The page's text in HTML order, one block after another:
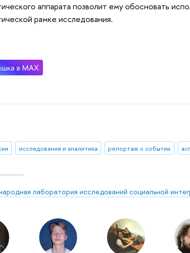
аппарата позволит ему обосновать
рамке исследования.
исследования и аналитика репортаж о событии
лаборатория исследований социальной